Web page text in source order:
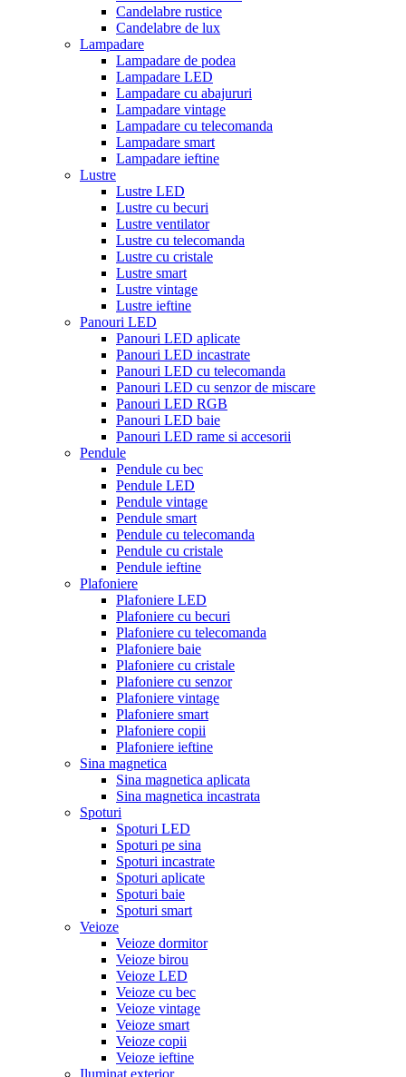
Candelabre rustice
Candelabre de lux
Lampadare
Lampadare de podea
Lampadare LED
Lampadare cu abajururi
Lampadare vintage
Lampadare cu telecomanda
Lampadare smart
Lampadare ieftine
Lustre
Lustre LED
Lustre cu becuri
Lustre ventilator
Lustre cu telecomanda
Lustre cu cristale
Lustre smart
Lustre vintage
Lustre ieftine
Panouri LED
Panouri LED aplicate
Panouri LED incastrate
Panouri LED cu telecomanda
Panouri LED cu senzor de miscare
Panouri LED RGB
Panouri LED baie
Panouri LED rame si accesorii
Pendule
Pendule cu bec
Pendule LED
Pendule vintage
Pendule smart
Pendule cu telecomanda
Pendule cu cristale
Pendule ieftine
Plafoniere
Plafoniere LED
Plafoniere cu becuri
Plafoniere cu telecomanda
Plafoniere baie
Plafoniere cu cristale
Plafoniere cu senzor
Plafoniere vintage
Plafoniere smart
Plafoniere copii
Plafoniere ieftine
Sina magnetica
Sina magnetica aplicata
Sina magnetica incastrata
Spoturi
Spoturi LED
Spoturi pe sina
Spoturi incastrate
Spoturi aplicate
Spoturi baie
Spoturi smart
Veioze
Veioze dormitor
Veioze birou
Veioze LED
Veioze cu bec
Veioze vintage
Veioze smart
Veioze copii
Veioze ieftine